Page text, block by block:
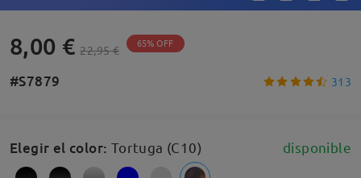
8,00 € 22,95 € 65% OFF
#S7879 313
Elegir el color: Tortuga (C10) disponible